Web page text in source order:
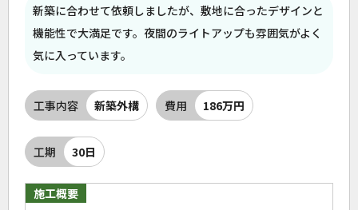
新築に合わせて依頼しましたが、敷地に合ったデザインと
機能性で大満足です。夜間のライトアップも雰囲気がよく
気に入っています。
工事内容 新築外構 費用 186万円
工期 30日
施工概要